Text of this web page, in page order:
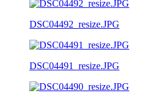
DSC04492_resize.JPG
DSC04491_resize.JPG